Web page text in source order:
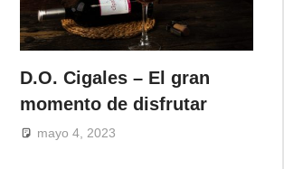
D.O. Cigales – El gran
momento de disfrutar
mayo 4, 2023